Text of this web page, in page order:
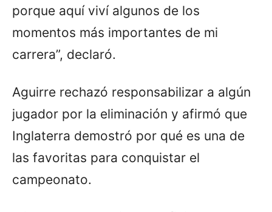
porque aquí viví algunos de los
momentos más importantes de mi
carrera”, declaró.
Aguirre rechazó responsabilizar a algún
jugador por la eliminación y afirmó que
Inglaterra demostró por qué es una de
las favoritas para conquistar el
campeonato.